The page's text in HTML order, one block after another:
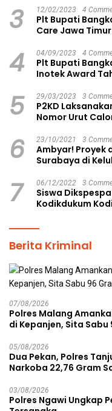
3 12/02/2023 4
Plt Bupati
Care Jawa Timur
4 04/09/2023 4
Plt Bupati
Inotek Award
5 29/03/2023 3
P2KD
Nomor Urut
6 23/10/2021 3
Ambyar! Proyek
Surabaya di
7 06/12/2022 3
Siswa
Kodikdukum
Berita Kriminal
07/08/2026
Polres Malang
di Kepanjen, Sita Sabu
05/08/2026
Dua Pekan, Polres
Narkoba 22,76 Gram
03/08/2026
Polres Ngawi Ungkap